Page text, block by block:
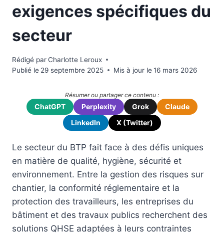
exigences spécifiques du
secteur
Rédigé parCharlotte Leroux
Publié le 29 septembre 2025 Mis à jour le 16 mars 2026
Résumer ou partager ce contenu :
ChatGPT Perplexity Grok
Claude
LinkedIn
X (Twitter)
Le secteur du BTP fait face à des défis uniques
en matière de qualité, hygiène, sécurité et
environnement. Entre la gestion des risques sur
chantier, la conformité réglementaire et la
protection des travailleurs, les entreprises du
bâtiment et des travaux publics recherchent des
solutions QHSE adaptées à leurs contraintes